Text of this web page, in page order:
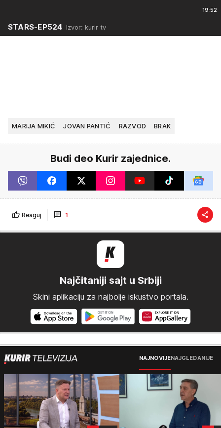
19:52
STARS-EP524 Izvor: kurir tv
MARIJA MIKIĆ JOVAN PANTIĆ RAZVOD BRAK
Budi deo Kurir zajednice.
Reaguj 1
Najčitaniji sajt u Srbiji
Skini aplikaciju za najbolje iskustvo portala.
NAJNOVIJENAJGLEDANIJE